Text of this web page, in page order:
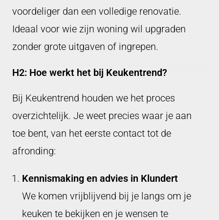
voordeliger dan een volledige renovatie.
Ideaal voor wie zijn woning wil upgraden
zonder grote uitgaven of ingrepen.
H2: Hoe werkt het bij Keukentrend?
Bij Keukentrend houden we het proces
overzichtelijk. Je weet precies waar je aan
toe bent, van het eerste contact tot de
afronding:
Kennismaking en advies in Klundert
We komen vrijblijvend bij je langs om je
keuken te bekijken en je wensen te